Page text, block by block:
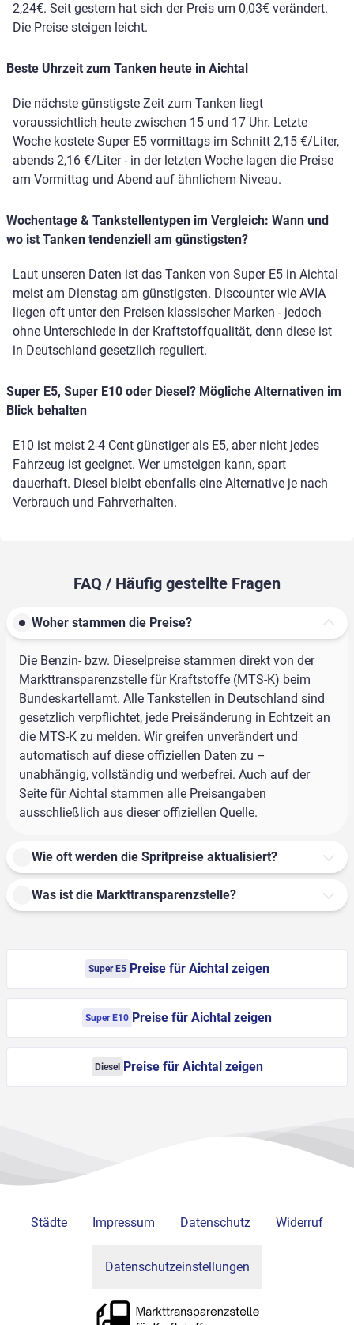
2,24€. Seit gestern hat sich der Preis um 0,03€ verändert.
Die Preise steigen leicht.
Beste Uhrzeit zum Tanken heute in Aichtal
Die nächste günstigste Zeit zum Tanken liegt
voraussichtlich heute zwischen 15 und 17 Uhr. Letzte
Woche kostete Super E5 vormittags im Schnitt 2,15 €/Liter,
abends 2,16 €/Liter - in der letzten Woche lagen die Preise
am Vormittag und Abend auf ähnlichem Niveau.
Wochentage & Tankstellentypen im Vergleich: Wann und
wo ist Tanken tendenziell am günstigsten?
Laut unseren Daten ist das Tanken von Super E5 in Aichtal
meist am Dienstag am günstigsten. Discounter wie AVIA
liegen oft unter den Preisen klassischer Marken - jedoch
ohne Unterschiede in der Kraftstoffqualität, denn diese ist
in Deutschland gesetzlich reguliert.
Super E5, Super E10 oder Diesel? Mögliche Alternativen im
Blick behalten
E10 ist meist 2-4 Cent günstiger als E5, aber nicht jedes
Fahrzeug ist geeignet. Wer umsteigen kann, spart
dauerhaft. Diesel bleibt ebenfalls eine Alternative je nach
Verbrauch und Fahrverhalten.
FAQ / Häufig gestellte Fragen
Woher stammen die Preise?
Die Benzin- bzw. Dieselpreise stammen direkt von der
Markttransparenzstelle für Kraftstoffe (MTS-K) beim
Bundeskartellamt. Alle Tankstellen in Deutschland sind
gesetzlich verpflichtet, jede Preisänderung in Echtzeit an
die MTS-K zu melden. Wir greifen unverändert und
automatisch auf diese offiziellen Daten zu –
unabhängig, vollständig und werbefrei. Auch auf der
Seite für Aichtal stammen alle Preisangaben
ausschließlich aus dieser offiziellen Quelle.
Wie oft werden die Spritpreise aktualisiert?
Was ist die Markttransparenzstelle?
Super E5 Preise für Aichtal zeigen
Super E10 Preise für Aichtal zeigen
Diesel Preise für Aichtal zeigen
Städte Impressum Datenschutz Widerruf
Datenschutzeinstellungen